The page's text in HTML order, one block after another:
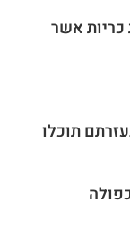
כריות אשר
תוכלו